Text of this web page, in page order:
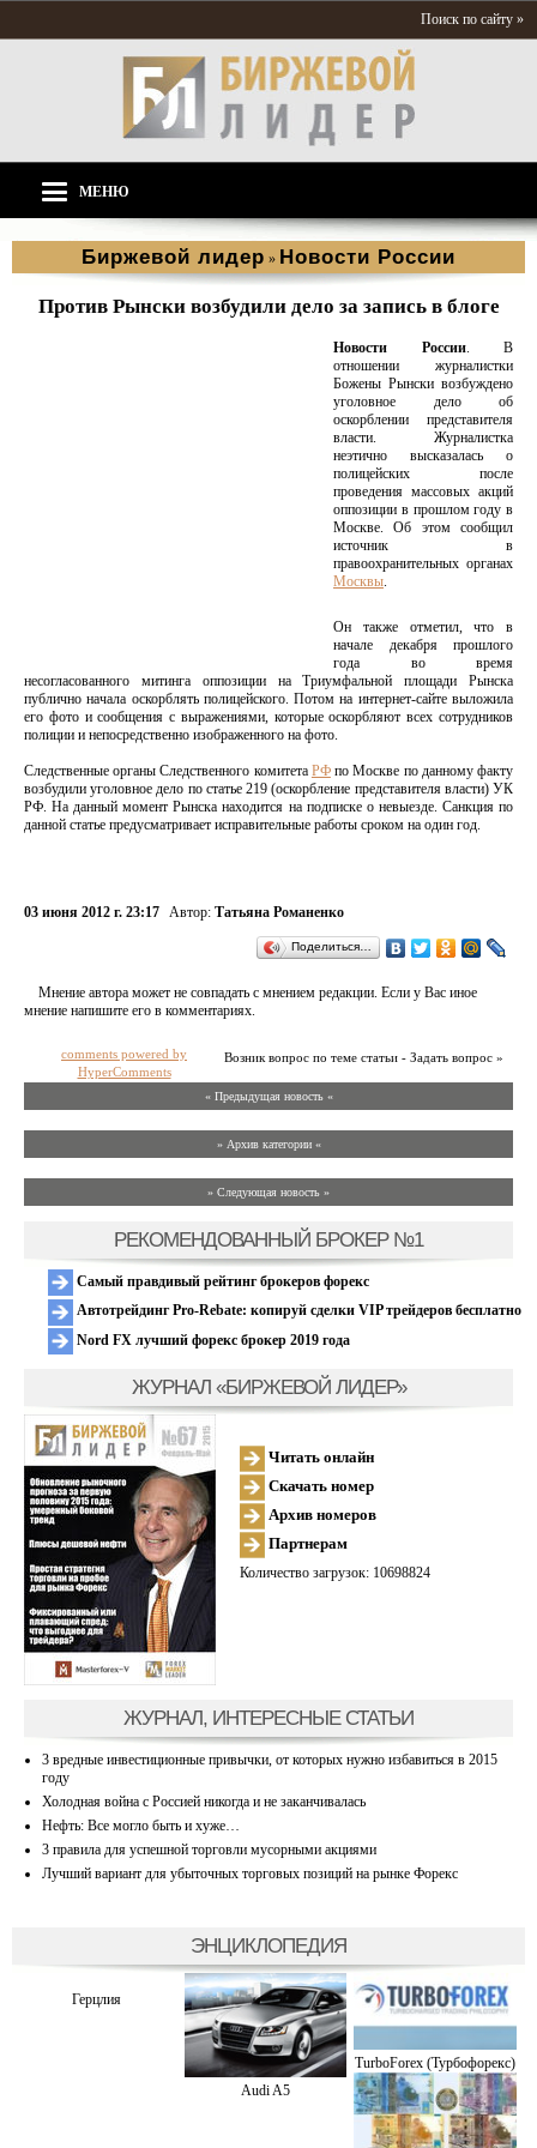
Поиск по сайту »
МЕНЮ
Биржевой лидер » Новости России
Против Рынски возбудили дело за запись в блоге
Новости России. В
отношении журналистки
Божены Рынски возбуждено
уголовное дело об
оскорблении представителя
власти. Журналистка
неэтично высказалась о
полицейских после
проведения массовых акций
оппозиции в прошлом году в
Москве. Об этом сообщил
источник в
правоохранительных органах
Москвы.
Он также отметил, что в
начале декабря прошлого
года во время
несогласованного митинга оппозиции на Триумфальной площади Рынска
публично начала оскорблять полицейского. Потом на интернет-сайте выложила
его фото и сообщения с выражениями, которые оскорбляют всех сотрудников
полиции и непосредственно изображенного на фото.
Следственные органы Следственного комитета РФпо Москве по данному факту
возбудили уголовное дело по статье 219 (оскорбление представителя власти) УК
РФ. На данный момент Рынска находится на подписке о невыезде. Санкция по
данной статье предусматривает исправительные работы сроком на один год.
03 июня 2012 г. 23:17 Автор: Татьяна Романенко
Поделиться…
Мнение автора может не совпадать с мнением редакции. Если у Вас иное
мнение напишите его в комментариях.
Возник вопрос по теме статьи - Задать вопрос »
comments powered by
HyperComments
« Предыдущая новость «
» Архив категории «
» Следующая новость »
РЕКОМЕНДОВАННЫЙ БРОКЕР №1
Самый правдивый рейтинг брокеров форекс
Автотрейдинг Pro-Rebate: копируй сделки VIP трейдеров бесплатно
Nord FX лучший форекс брокер 2019 года
ЖУРНАЛ «БИРЖЕВОЙ ЛИДЕР»
Читать онлайн
Скачать номер
Архив номеров
Партнерам
Количество загрузок: 10698824
ЖУРНАЛ, ИНТЕРЕСНЫЕ СТАТЬИ
3 вредные инвестиционные привычки, от которых нужно избавиться в 2015
году
Холодная война с Россией никогда и не заканчивалась
Нефть: Все могло быть и хуже…
3 правила для успешной торговли мусорными акциями
Лучший вариант для убыточных торговых позиций на рынке Форекс
ЭНЦИКЛОПЕДИЯ
Герцлия
Audi A5
TurboForex (Турбофорекс)